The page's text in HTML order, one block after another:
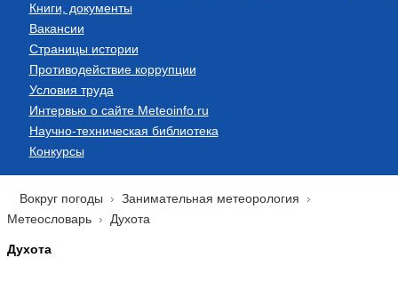
Книги, документы
Вакансии
Страницы истории
Противодействие коррупции
Условия труда
Интервью о сайте Meteoinfo.ru
Научно-техническая библиотека
Конкурсы
Вокруг погоды
Занимательная метеорология
Метеословарь
Духота
Духота